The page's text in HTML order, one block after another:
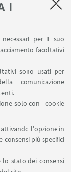
I
per il suo
facoltativi
sono usati per
comunicazione
solo con i cookie
l'opzione in
consensi più specifici
lo stato dei consensi
del